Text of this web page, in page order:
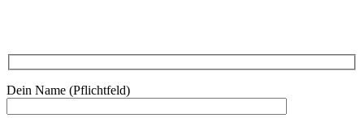
Dein Name (Pflichtfeld)